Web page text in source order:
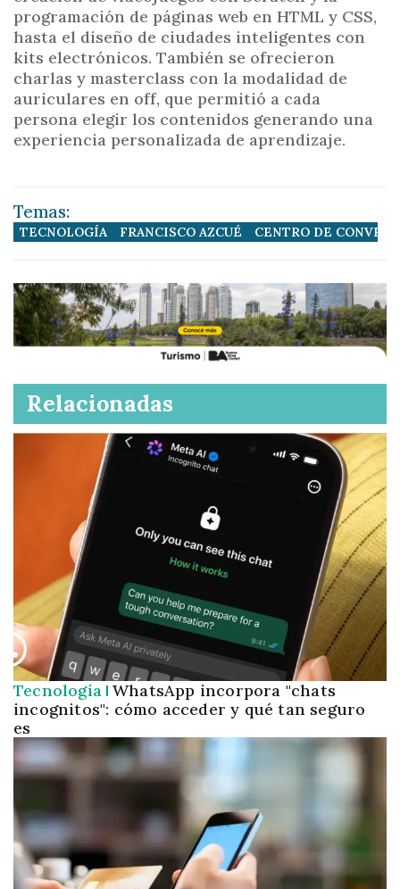
programación de páginas web en HTML y CSS,
hasta el diseño de ciudades inteligentes con
kits electrónicos. También se ofrecieron
charlas y masterclass con la modalidad de
auriculares en off, que permitió a cada
persona elegir los contenidos generando una
experiencia personalizada de aprendizaje.
Temas:
TECNOLOGÍA FRANCISCO AZCUÉ CENTRO DE
Relacionadas
Tecnología WhatsApp incorpora "chats
incognitos": cómo acceder y qué tan seguro
es